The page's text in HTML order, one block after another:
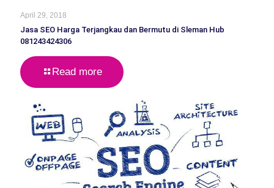
April 29, 2018
Jasa SEO Harga Terjangkau dan Bermutu di Sleman Hub
081243424306
Read more